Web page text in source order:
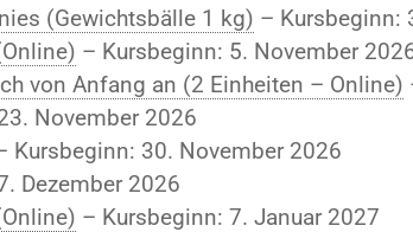
(Gewichtsbälle 1 kg) – Kursbeginn:
– Kursbeginn: 5. November
von Anfang an (2 Einheiten – Online)
November 2026
Kursbeginn: 30. November 2026
Dezember 2026
– Kursbeginn: 7. Januar 2027